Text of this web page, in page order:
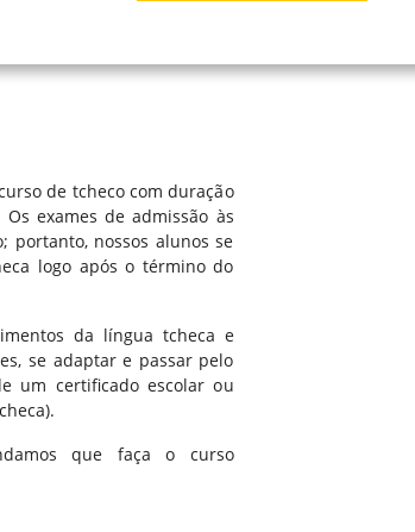
de tcheco com duração
exames de admissão às
portanto, nossos alunos se
logo após o término do
da língua tcheca e
se adaptar e passar pelo
um certificado escolar ou
que faça o curso